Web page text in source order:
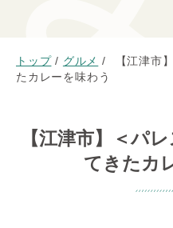
トップ / グルメ /
【江津市
たカレーを味わう
【江津市】＜パ
てきたカ